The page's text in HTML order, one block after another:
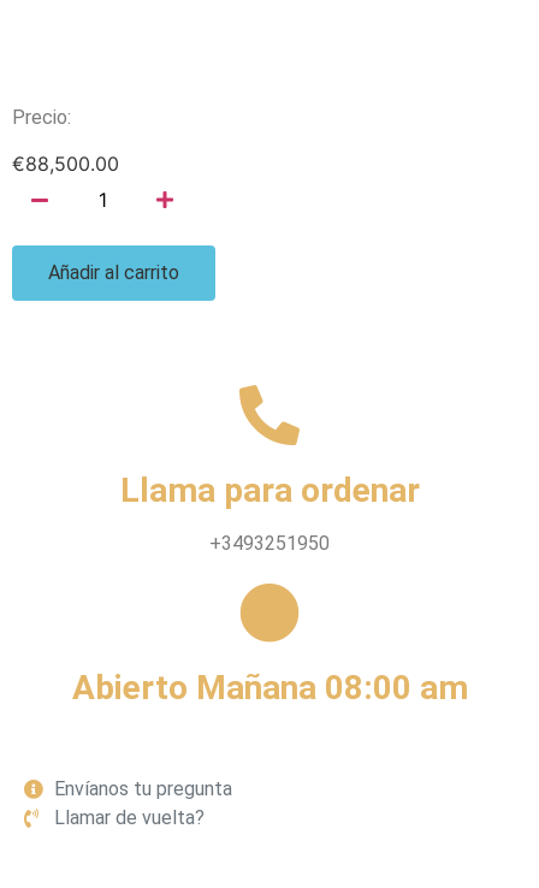
Precio:
€88,500.00
Añadir al carrito
Llama para ordenar
+3493251950
Abierto Mañana 08:00 am
Envíanos tu pregunta
Llamar de vuelta?